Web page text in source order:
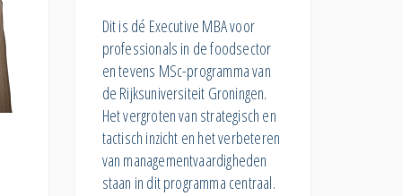
Dit is dé Executive MBA voor
professionals in de foodsector
en tevens MSc-programma van
de Rijksuniversiteit Groningen.
Het vergroten van strategisch en
tactisch inzicht en het verbeteren
van managementvaardigheden
staan in dit programma centraal.